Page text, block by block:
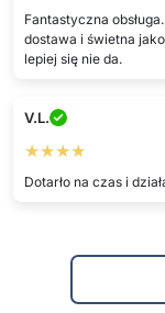
Fantastyczna
dostawa i świetna
lepiej się nie da.
V.L.
★★★★
Dotarło na czas i